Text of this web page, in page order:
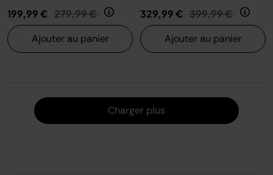
199,99 € Prix réduit de
279,99 € au
Ajouter au panier
329,99 € Prix réduit de
399,99 € au
Ajouter au panier
Charger plus